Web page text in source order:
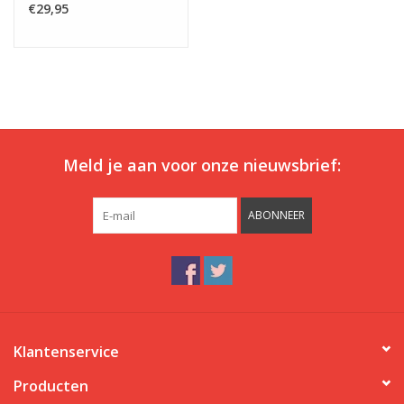
€29,95
Meld je aan voor onze nieuwsbrief:
ABONNEER
Klantenservice
Producten